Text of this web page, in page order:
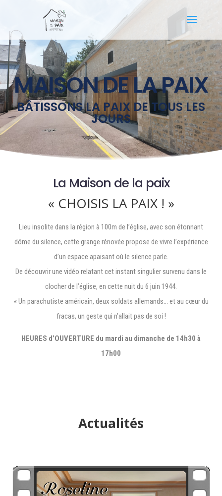
MAISON DE LA PAIX
BÂTISSONS LA PAIX DE TOUS LES
JOURS
La Maison de la paix
« CHOISIS LA PAIX ! »
Lieu insolite dans la région à 100m de l’église, avec son étonnant
dôme du silence, cette grange rénovée propose de vivre l’expérience
d’un espace apaisant où le silence parle.
De découvrir une vidéo relatant cet instant singulier survenu dans le
clocher de l’église, en cette nuit du 6 juin 1944.
« Un parachutiste américain, deux soldats allemands… et au cœur du
fracas, un geste qui n’allait pas de soi !
HEURES d’OUVERTURE du mardi au dimanche de 14h30 à
17h00
Actualités